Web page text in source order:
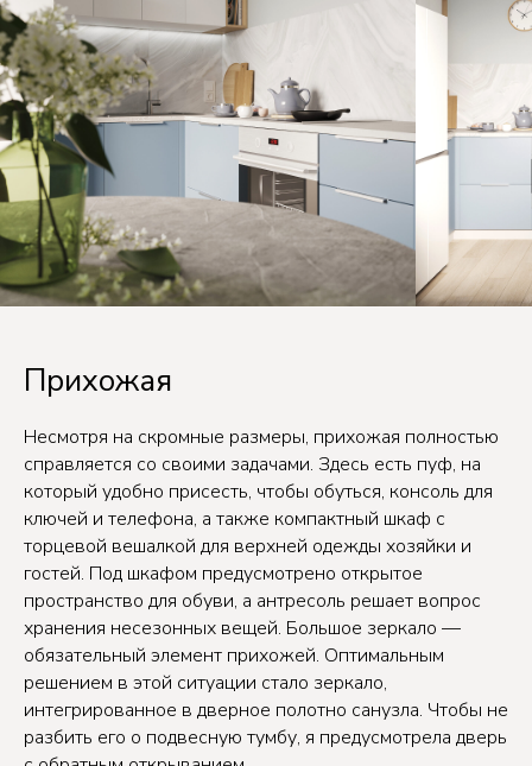
Прихожая
Несмотря на скромные размеры, прихожая полностью
справляется со своими задачами. Здесь есть пуф, на
который удобно присесть, чтобы обуться, консоль для
ключей и телефона, а также компактный шкаф с
торцевой вешалкой для верхней одежды хозяйки и
гостей. Под шкафом предусмотрено открытое
пространство для обуви, а антресоль решает вопрос
хранения несезонных вещей. Большое зеркало —
обязательный элемент прихожей. Оптимальным
решением в этой ситуации стало зеркало,
интегрированное в дверное полотно санузла. Чтобы не
разбить его о подвесную тумбу, я предусмотрела дверь